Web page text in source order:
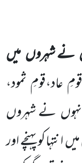
نے شہروںمیں
عاد،قومِ ثمود،
نے شہروں
انتہا کو پہنچے اور